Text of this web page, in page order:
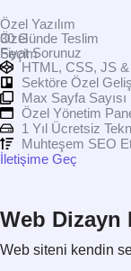
Özel Yazılım
Özel
Seçim
30 Günde Teslim
Fiyat Sorunuz
HTML, CSS, JS
Sektöre Özel
Max Sayfa Sayısı
Özel Yönetim
1 Yıl Ücretsiz
Muhteşem SEO
İletişime Geç
Web Dizayn
Web siteni kendin